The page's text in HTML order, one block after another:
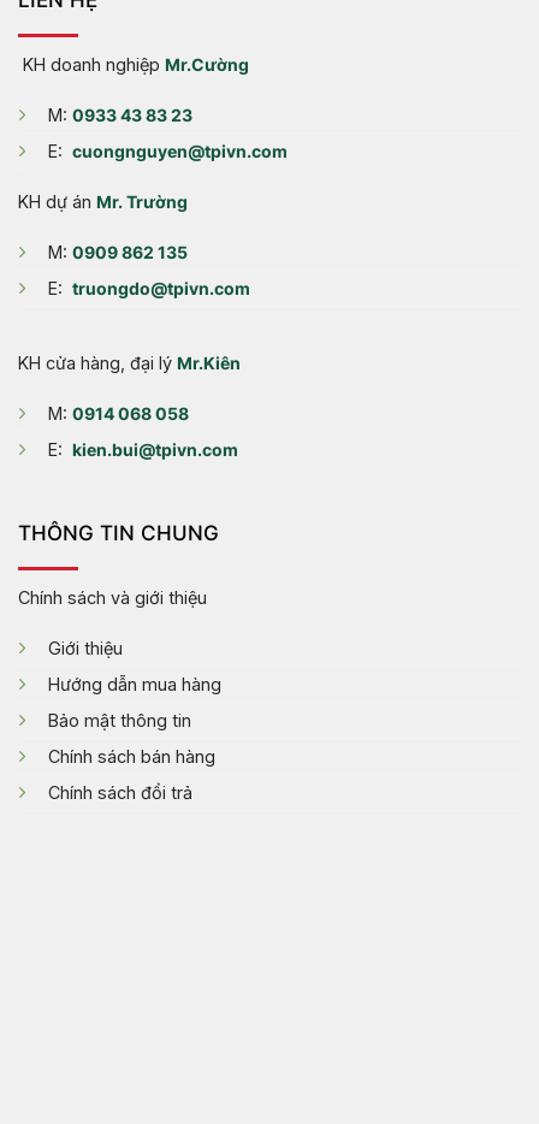
KH doanh nghiệp Mr.Cường
M: 0933 43 83 23
E: cuongnguyen@tpivn.com
KH dự án Mr. Trường
M: 0909 862 135
E: truongdo@tpivn.com
KH cửa hàng, đại lý Mr.Kiên
M: 0914 068 058
E: kien.bui@tpivn.com
THÔNG TIN CHUNG
Chính sách và giới thiệu
Giới thiệu
Hướng dẫn mua hàng
Bảo mật thông tin
Chính sách bán hàng
Chính sách đổi trả